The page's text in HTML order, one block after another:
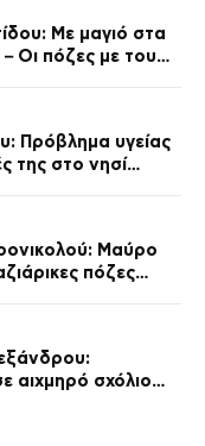
Με μαγιό στα
Οι πόζες με τους
Πρόβλημα υγείας
της στο νησί
Μαύρο
πόζες
αιχμηρό σχόλιο